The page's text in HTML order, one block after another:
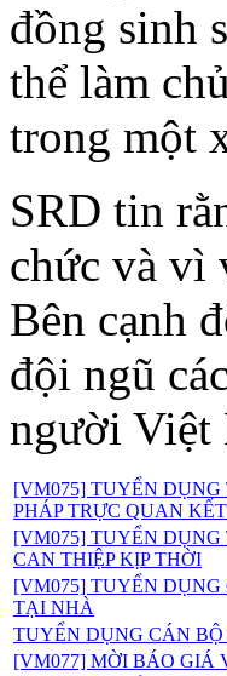
đồng sinh
thể làm
trong một
SRD tin
chức và vì
Bên cạnh
đội ngũ
người Việt
[VM075] TUYỂN
PHÁP TRỰC QUAN
[VM075] TUYỂN
CAN THIỆP KỊP THỜI
[VM075] TUYỂN
TẠI NHÀ
TUYỂN DỤNG CÁN
[VM077] MỜI BÁO GIÁ